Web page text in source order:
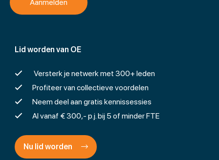
Lid worden van OE
Versterk je netwerk met 300+ leden
Profiteer van collectieve voordelen
Neem deel aan gratis kennissessies
Al vanaf € 300,- p.j. bij 5 of minder FTE
Nu lid worden